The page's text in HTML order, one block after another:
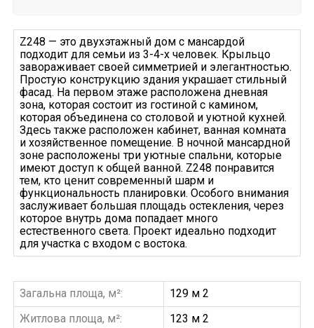
Z248 — это двухэтажный дом с мансардой
подходит для семьи из 3-4-х человек. Крыльцо
завораживает своей симметрией и элегантностью.
Простую конструкцию здания украшает стильный
фасад. На первом этаже расположена дневная
зона, которая состоит из гостиной с камином,
которая объединена со столовой и уютной кухней.
Здесь также расположен кабинет, ванная комната
и хозяйственное помещение. В ночной мансардной
зоне расположены три уютные спальни, которые
имеют доступ к общей ванной. Z248 понравится
тем, кто ценит современный шарм и
функциональность планировки. Особого внимания
заслуживает большая площадь остекления, через
которое внутрь дома попадает много
естественного света. Проект идеально подходит
для участка с входом с востока.
Загальна площа, м²:
129 м 2
Житлова площа, м²:
123 м 2